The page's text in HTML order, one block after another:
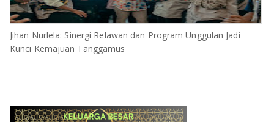
Jihan Nurlela: Sinergi Relawan dan Program Unggulan Jadi
Kunci Kemajuan Tanggamus